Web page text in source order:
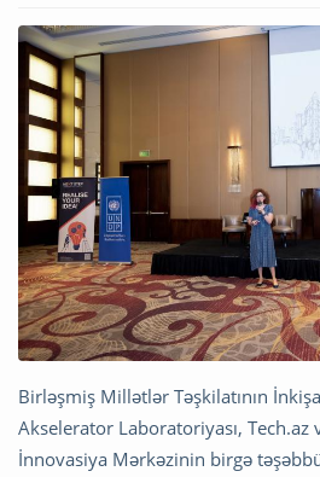
Birləşmiş Millətlər Təşkilatının
Akselerator Laboratoriyası, Tech.az
İnnovasiya Mərkəzinin birgə